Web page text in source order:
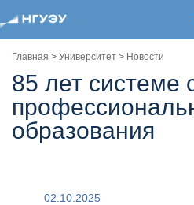
Главная > Университет > Новости
85 лет системе
образования
02.10.2025